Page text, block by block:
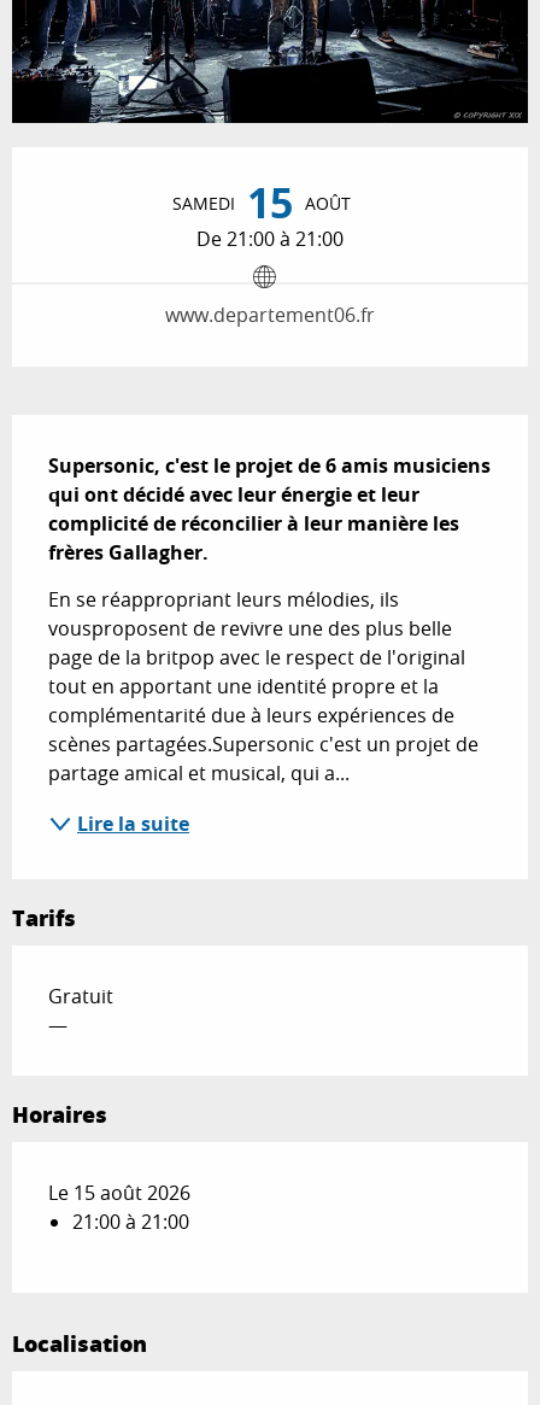
SAMEDI 15 AOÛT
De 21:00 à 21:00
www.departement06.fr
Supersonic, c'est le projet de 6 amis musiciens
qui ont décidé avec leur énergie et leur
complicité de réconcilier à leur manière les
frères Gallagher.
En se réappropriant leurs mélodies, ils
vousproposent de revivre une des plus belle
page de la britpop avec le respect de l'original
tout en apportant une identité propre et la
complémentarité due à leurs expériences de
scènes partagées.Supersonic c'est un projet de
partage amical et musical, qui a...
Lire la suite
Tarifs
Gratuit
—
Horaires
Le 15 août 2026
21:00 à 21:00
Localisation